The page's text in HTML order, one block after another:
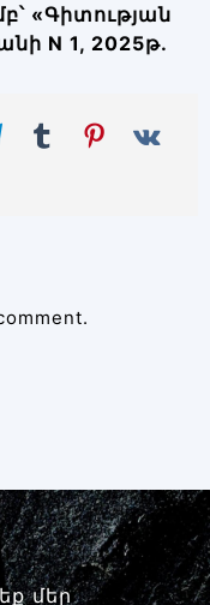
«Գիտության
N 1, 2025թ․
մեր